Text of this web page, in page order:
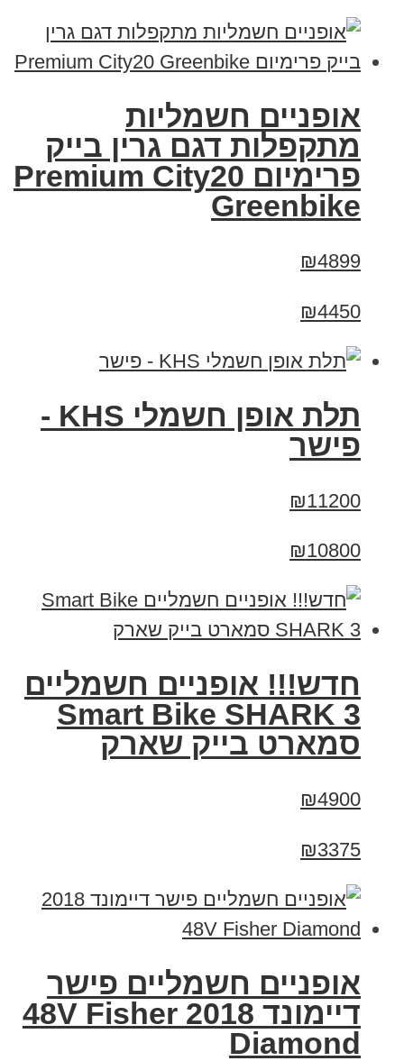
אופניים חשמליות
מתקפלות דגם גרין בייק
פרימיום Premium City20
Greenbike
₪4899
₪4450
תלת אופן חשמלי KHS -
פישר
₪11200
₪10800
חדש!!! אופניים חשמליים
Smart Bike SHARK 3
סמארט בייק שארק
₪4900
₪3375
אופניים חשמליים פישר
דיימונד 2018 48V Fisher
Diamond